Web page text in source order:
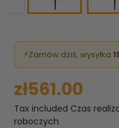
⚡Zamów dziś, wysyłka
zł561.00
Tax included Czas
roboczych